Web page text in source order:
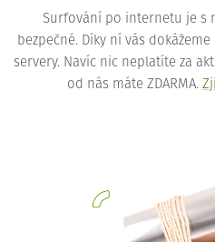
Surfování po internetu je s
bezpečné. Díky ní vás
servery. Navíc nic neplatíte za
od nás máte ZDARMA.